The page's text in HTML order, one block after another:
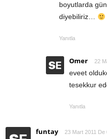
boyutlarda
diyebiliriz…
Yanıtla
Omer 22
eveet
tesekkur
Yanıtla
funtay 23 Mart 2011 De